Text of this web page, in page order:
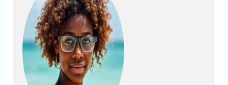
tête (étroit 12° ou large 75°).
Interrupteur mécanique
multifonction avec 4 options :
High (520 lumens - 135 min),
Low (160 lumens - 375 min),
Flash/SOS (390 min) et Off.
Blocage électronique par
double-clic anti-démarrage